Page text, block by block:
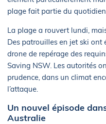
plage fait partie du
La plage a rouvert lundi,
Des patrouilles en jet ski ont
drone de repérage des
Saving NSW. Les autorités
prudence, dans un climat
l’attaque.
Un nouvel épisode
Australie